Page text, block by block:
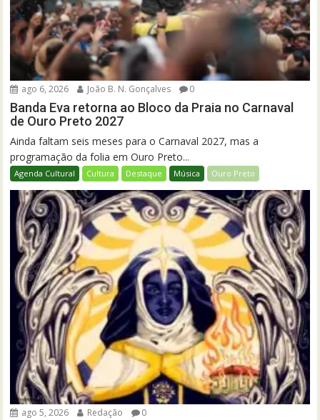
ago 6, 2026 João B. N. Gonçalves 0
Banda Eva retorna ao Bloco da Praia no Carnaval
de Ouro Preto 2027
Ainda faltam seis meses para o Carnaval 2027, mas a
programação da folia em Ouro Preto...
Agenda Cultural Cultura Destaque Música Ouro Preto
ago 5, 2026 Redação 0